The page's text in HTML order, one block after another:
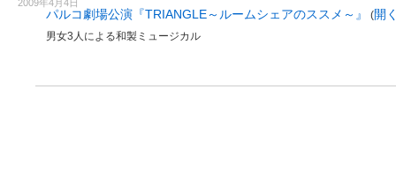
2009年4月4日
パルコ劇場公演『TRIANGLE～ルームシェアのススメ～』 (開
男女3人による和製ミュージカル